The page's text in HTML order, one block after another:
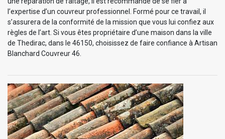
l’expertise d’un couvreur professionnel. Formé pour ce travail, il
s’assurera de la conformité de la mission que vous lui confiez aux
règles de l’art. Si vous êtes propriétaire d’une maison dans la ville
de Thedirac, dans le 46150, choisissez de faire confiance à Artisan
Blanchard Couvreur 46.